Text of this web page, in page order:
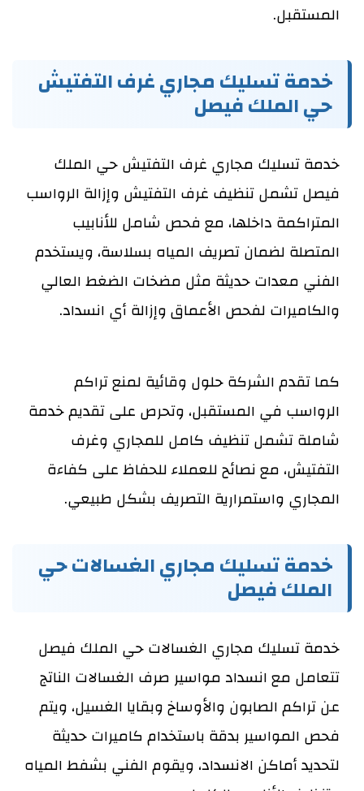
المستقبل.
خدمة تسليك مجاري غرف التفتيش
حي الملك فيصل
خدمة تسليك مجاري غرف التفتيش حي الملك
فيصل تشمل تنظيف غرف التفتيش وإزالة الرواسب
المتراكمة داخلها، مع فحص شامل للأنابيب
المتصلة لضمان تصريف المياه بسلاسة، ويستخدم
الفني معدات حديثة مثل مضخات الضغط العالي
والكاميرات لفحص الأعماق وإزالة أي انسداد.
كما تقدم الشركة حلول وقائية لمنع تراكم
الرواسب في المستقبل، وتحرص على تقديم خدمة
شاملة تشمل تنظيف كامل للمجاري وغرف
التفتيش، مع نصائح للعملاء للحفاظ على كفاءة
المجاري واستمرارية التصريف بشكل طبيعي.
خدمة تسليك مجاري الغسالات حي
الملك فيصل
خدمة تسليك مجاري الغسالات حي الملك فيصل
تتعامل مع انسداد مواسير صرف الغسالات الناتج
عن تراكم الصابون والأوساخ وبقايا الغسيل، ويتم
فحص المواسير بدقة باستخدام كاميرات حديثة
لتحديد أماكن الانسداد، ويقوم الفني بشفط المياه